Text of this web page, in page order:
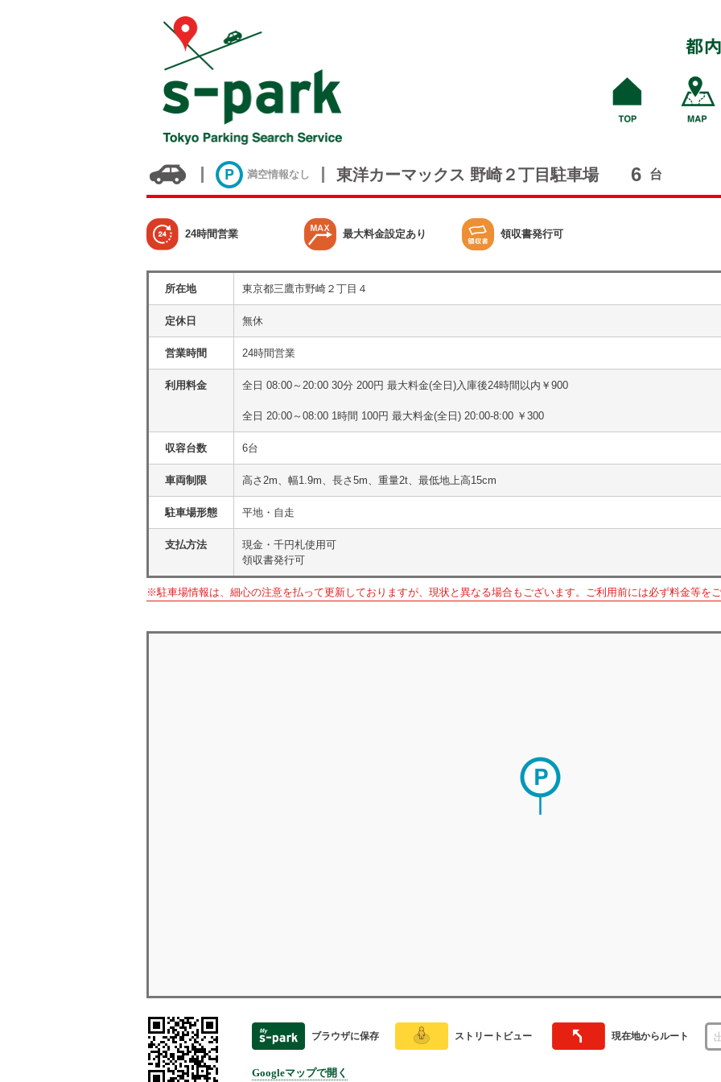
満空情報なし 東洋カーマックス 野崎２丁目駐車場 6 台
24時間営業 最大料金設定あり 領収書発行可
所在地 東京都三鷹市野崎２丁目４
定休日 無休
営業時間 24時間営業
利用料金 全日 08:00～20:00 30分 200円 最大料金(全日)入庫後24時間以内￥900
全日 20:00～08:00 1時間 100円 最大料金(全日) 20:00-8:00 ￥300
収容台数 6台
車両制限 高さ2m、幅1.9m、長さ5m、重量2t、最低地上高15cm
駐車場形態 平地・自走
支払方法
現金・千円札使用可
領収書発行可
※駐車場情報は、細心の注意を払って更新しておりますが、現状と異なる場合もございます。ご利用前には必ず料金等をご
ブラウザに保存 ストリートビュー 現在地からルート
Googleマップで開く